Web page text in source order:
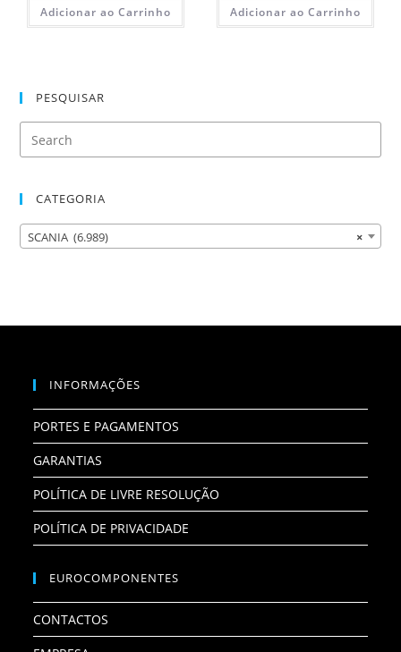
Adicionar ao Carrinho Adicionar ao Carrinho
PESQUISAR
CATEGORIA
×
SCANIA (6.989)
INFORMAÇÕES
PORTES E PAGAMENTOS
GARANTIAS
POLÍTICA DE LIVRE RESOLUÇÃO
POLÍTICA DE PRIVACIDADE
EUROCOMPONENTES
CONTACTOS